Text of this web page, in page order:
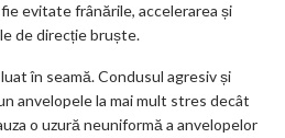
evitate frânările, accelerarea și
de direcție bruște.
în seamă. Condusul agresiv și
anvelopele la mai mult stres decât
o uzură neuniformă a anvelopelor